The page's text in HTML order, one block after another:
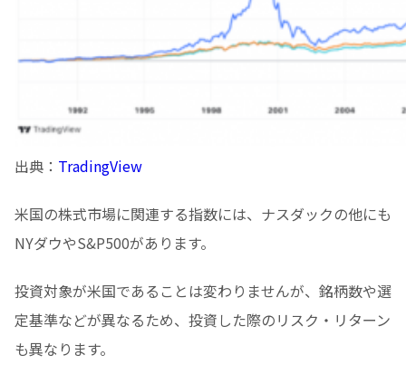
出典： TradingView
米国の株式市場に関連する指数には、ナスダックの他にも
NYダウやS&P500があります。
投資対象が米国であることは変わりませんが、銘柄数や選
定基準などが異なるため、投資した際のリスク・リターン
も異なります。